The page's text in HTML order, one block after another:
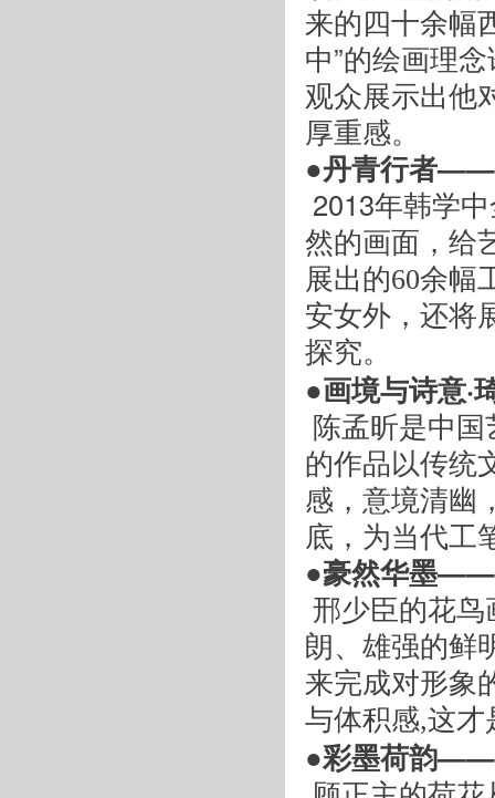
来的四十余幅
中”的绘画理
观众展示出他
厚重感。
●丹青行者——
2013年韩学
然的画面，给
展出的60余幅
安女外，还将
探究。
●画境与诗意
的作品以传统
感，意境清幽
底，为当代工
●豪然华墨——
朗、雄强的鲜
来完成对形象
与体积感,这才
●彩墨荷韵——